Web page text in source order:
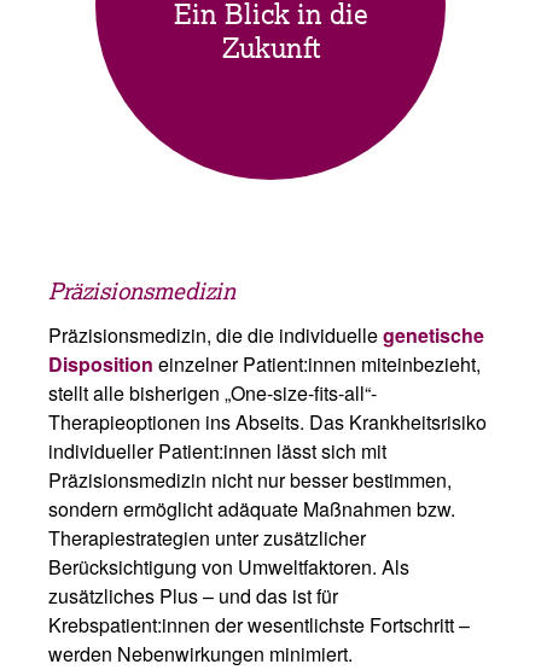
Ein Blick in die
Zukunft
Präzisionsmedizin
Präzisionsmedizin, die die individuellegenetische
Disposition einzelner Patient:innen miteinbezieht,
stellt alle bisherigen „One-size-fits-all“-
Therapieoptionen ins Abseits. Das Krankheitsrisiko
individueller Patient:innen lässt sich mit
Präzisionsmedizin nicht nur besser bestimmen,
sondern ermöglicht adäquate Maßnahmen bzw.
Therapiestrategien unter zusätzlicher
Berücksichtigung von Umweltfaktoren. Als
zusätzliches Plus – und das ist für
Krebspatient:innen der wesentlichste Fortschritt –
werden Nebenwirkungen minimiert.